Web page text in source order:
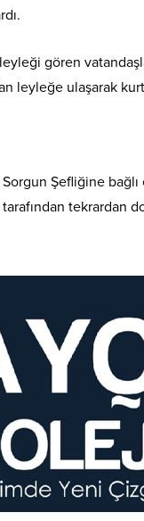
gören
leyleğe ulaşarak
Şefliğine
tekrardan